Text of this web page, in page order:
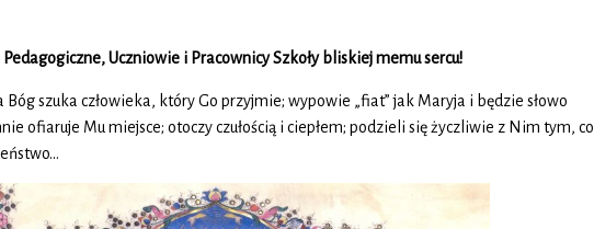
Uczniowie i Pracownicy Szkoły bliskiej memu sercu!
szuka człowieka, który Go przyjmie; wypowie „fiat” jak Maryja i będzie słowo
ofiaruje Mu miejsce; otoczy czułością i ciepłem; podzieli się życzliwie z Nim tym, co